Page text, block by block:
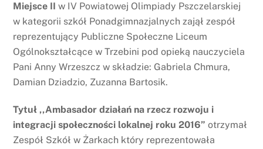
Miejsce II w IV Powiatowej Olimpiady Pszczelarskiej
w kategorii szkół Ponadgimnazjalnych zajął zespół
reprezentujący Publiczne Społeczne Liceum
Ogólnokształcące w Trzebini pod opieką nauczyciela
Pani Anny Wrzeszcz w składzie: Gabriela Chmura,
Damian Dziadzio, Zuzanna Bartosik.
Tytuł ,,Ambasador działań na rzecz rozwoju i
integracji społeczności lokalnej roku 2016” otrzymał
Zespół Szkół w Żarkach który reprezentowała